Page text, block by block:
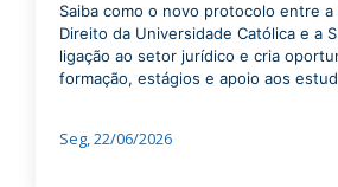
Saiba como o novo protocolo entre a
Direito da Universidade Católica e a
ligação ao setor jurídico e cria
formação, estágios e apoio aos
Seg, 22/06/2026